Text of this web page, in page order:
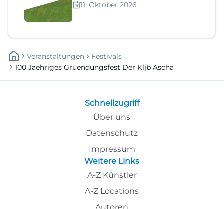
11. Oktober 2026
Veranstaltungen
Festivals
100 Jaehriges Gruendungsfest Der Kljb Ascha
Schnellzugriff
Über uns
Datenschutz
Impressum
Weitere Links
A-Z Künstler
A-Z Locations
Autoren